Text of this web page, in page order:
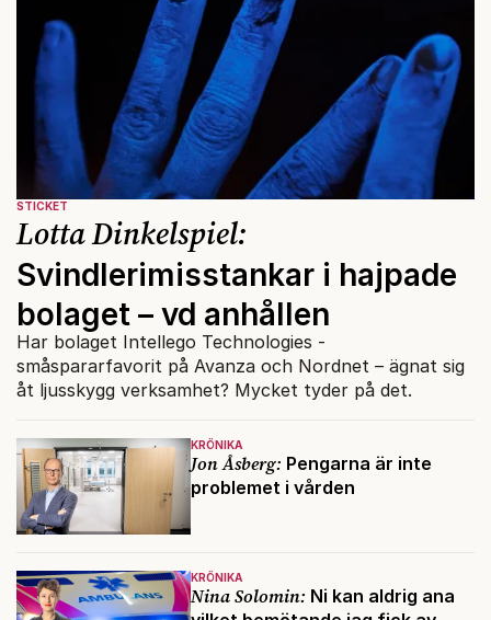
KRÖNIKA
Jon Åsberg: Pengarna är inte
problemet i vården
KRÖNIKA
Nina Solomin: Ni kan aldrig ana
STICKET
Lotta Dinkelspiel:
Svindlerimisstankar i hajpade
bolaget – vd anhållen
Har bolaget Intellego Technologies -
småspararfavorit på Avanza och Nordnet – ägnat sig
åt ljusskygg verksamhet? Mycket tyder på det.